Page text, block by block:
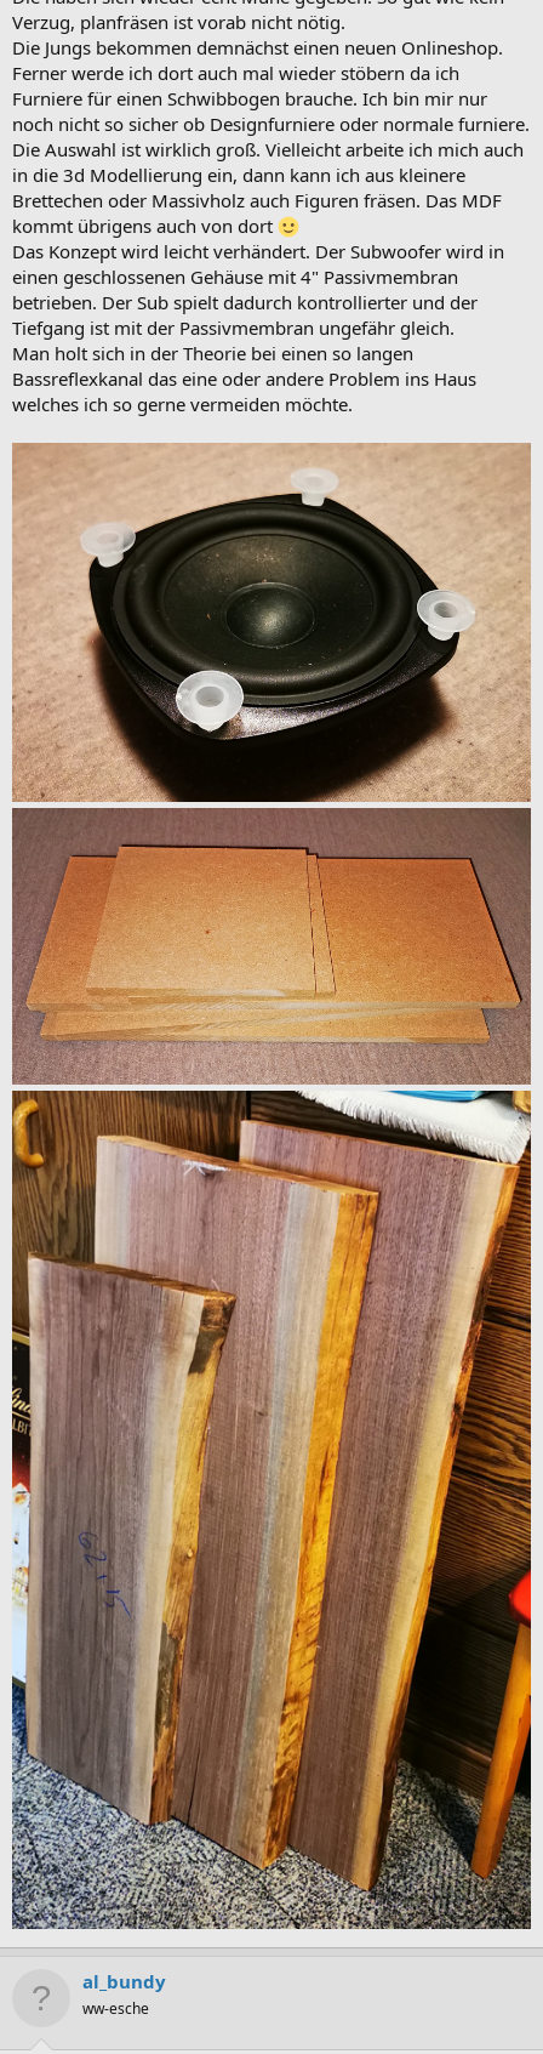
Verzug, planfräsen ist vorab nicht nötig.
Die Jungs bekommen demnächst einen neuen Onlineshop.
Ferner werde ich dort auch mal wieder stöbern da ich
Furniere für einen Schwibbogen brauche. Ich bin mir nur
noch nicht so sicher ob Designfurniere oder normale furniere.
Die Auswahl ist wirklich groß. Vielleicht arbeite ich mich auch
in die 3d Modellierung ein, dann kann ich aus kleinere
Brettechen oder Massivholz auch Figuren fräsen. Das MDF
kommt übrigens auch von dort
Das Konzept wird leicht verhändert. Der Subwoofer wird in
einen geschlossenen Gehäuse mit 4" Passivmembran
betrieben. Der Sub spielt dadurch kontrollierter und der
Tiefgang ist mit der Passivmembran ungefähr gleich.
Man holt sich in der Theorie bei einen so langen
Bassreflexkanal das eine oder andere Problem ins Haus
welches ich so gerne vermeiden möchte.
al_bundy
ww-esche